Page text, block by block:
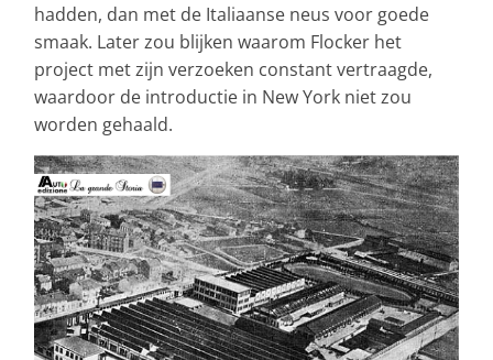
hadden, dan met de Italiaanse neus voor goede
smaak. Later zou blijken waarom Flocker het
project met zijn verzoeken constant vertraagde,
waardoor de introductie in New York niet zou
worden gehaald.